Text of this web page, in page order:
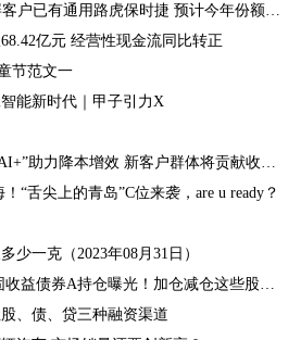
已有通用路虎保时捷 预计今年份额超6成
亿元 经营性现金流同比转正
节范文一
能新时代｜甲子引力X
助力降本增效 新客户群体将贡献收入增量
“舌尖上的青岛”C位来袭，are u ready？
少一克（2023年08月31日）
益债券A持仓曝光！加仓减仓这些股…
、债、贷三种融资渠道